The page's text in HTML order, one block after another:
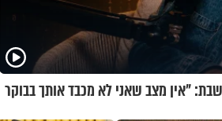
"אין מצב שאני לא מכבד אותך בבוקר